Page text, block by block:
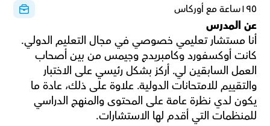
١٩٥ساعة مع أوركاس
عن المدرس
للمنظمات التي أقدم لها الاستشارات.